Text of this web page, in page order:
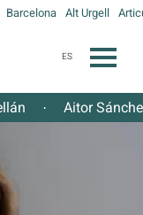
Barcelona Alt Urgell
ES
· Aitor